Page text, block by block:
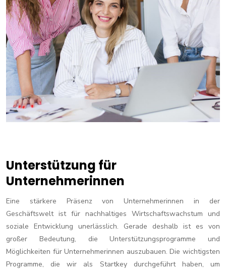
Unterstützung für
Unternehmerinnen
Eine stärkere Präsenz von Unternehmerinnen in der
Geschäftswelt ist für nachhaltiges Wirtschaftswachstum und
soziale Entwicklung unerlässlich. Gerade deshalb ist es von
großer Bedeutung, die Unterstützungsprogramme und
Möglichkeiten für Unternehmerinnen auszubauen. Die wichtigsten
Programme, die wir als Startkey durchgeführt haben, um